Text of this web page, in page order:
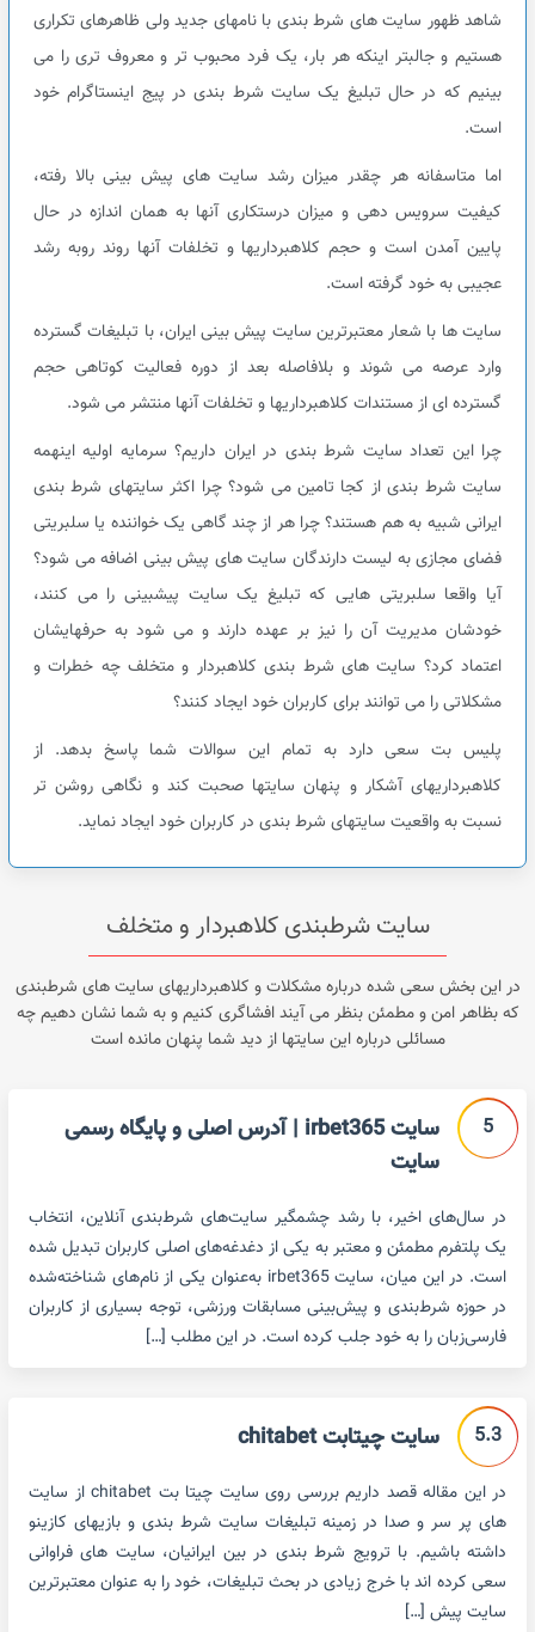
شاهد ظهور سایت های شرط بندی با نامهای جدید ولی ظاهرهای تکراری
هستیم و جالبتر اینکه هر بار، یک فرد محبوب تر و معروف تری را می
بینیم که در حال تبلیغ یک سایت شرط بندی در پیج اینستاگرام خود
است.
اما متاسفانه هر چقدر میزان رشد سایت های پیش بینی بالا رفته،
کیفیت سرویس دهی و میزان درستکاری آنها به همان اندازه در حال
پایین آمدن است و حجم کلاهبرداریها و تخلفات آنها روند روبه رشد
عجیبی به خود گرفته است.
سایت ها با شعار معتبرترین سایت پیش بینی ایران، با تبلیغات گسترده
وارد عرصه می شوند و بلافاصله بعد از دوره فعالیت کوتاهی حجم
گسترده ای از مستندات کلاهبرداریها و تخلفات آنها منتشر می شود.
چرا این تعداد سایت شرط بندی در ایران داریم؟ سرمایه اولیه اینهمه
سایت شرط بندی از کجا تامین می شود؟ چرا اکثر سایتهای شرط بندی
ایرانی شبیه به هم هستند؟ چرا هر از چند گاهی یک خواننده یا سلبریتی
فضای مجازی به لیست دارندگان سایت های پیش بینی اضافه می شود؟
آیا واقعا سلبریتی هایی که تبلیغ یک سایت پیشبینی را می کنند،
خودشان مدیریت آن را نیز بر عهده دارند و می شود به حرفهایشان
اعتماد کرد؟ سایت های شرط بندی کلاهبردار و متخلف چه خطرات و
مشکلاتی را می توانند برای کاربران خود ایجاد کنند؟
پلیس بت سعی دارد به تمام این سوالات شما پاسخ بدهد. از
کلاهبرداریهای آشکار و پنهان سایتها صحبت کند و نگاهی روشن تر
نسبت به واقعیت سایتهای شرط بندی در کاربران خود ایجاد نماید.
سایت شرطبندی کلاهبردار و متخلف
در این بخش سعی شده درباره مشکلات و کلاهبرداریهای سایت های شرطبندی
که بظاهر امن و مطمئن بنظر می آیند افشاگری کنیم و به شما نشان دهیم چه
مسائلی درباره این سایتها از دید شما پنهان مانده است
5
سایت irbet365 | آدرس اصلی و پایگاه رسمی
سایت
در سال‌های اخیر، با رشد چشمگیر سایت‌های شرط‌بندی آنلاین، انتخاب
یک پلتفرم مطمئن و معتبر به یکی از دغدغه‌های اصلی کاربران تبدیل شده
است. در این میان، سایت irbet365 به‌عنوان یکی از نام‌های شناخته‌شده
در حوزه شرط‌بندی و پیش‌بینی مسابقات ورزشی، توجه بسیاری از کاربران
فارسی‌زبان را به خود جلب کرده است. در این مطلب […]
5.3 سایت چیتابت chitabet
در این مقاله قصد داریم بررسی روی سایت چیتا بت chitabet از سایت
های پر سر و صدا در زمینه تبلیغات سایت شرط بندی و بازیهای کازینو
داشته باشیم. با ترویج شرط بندی در بین ایرانیان، سایت های فراوانی
سعی کرده اند با خرج زیادی در بحث تبلیغات، خود را به عنوان معتبرترین
سایت پیش […]